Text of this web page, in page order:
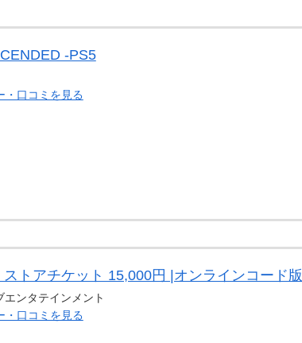
-PS5
・口コミを見る
トアチケット 15,000円 |オンラインコード版
ンタテインメント
・口コミを見る